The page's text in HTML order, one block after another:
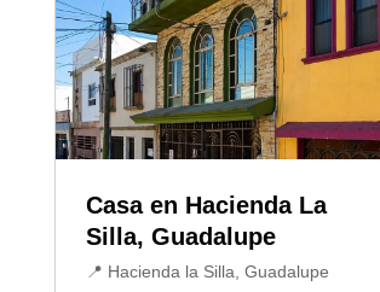
Casa en Hacienda La
Silla, Guadalupe
📍 Hacienda la Silla, Guadalupe